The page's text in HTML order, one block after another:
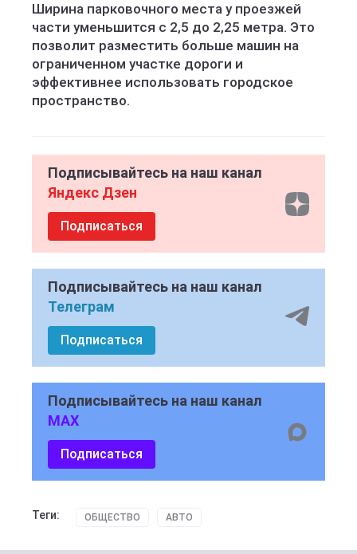
Ширина парковочного места у проезжей
части уменьшится с 2,5 до 2,25 метра. Это
позволит разместить больше машин на
ограниченном участке дороги и
эффективнее использовать городское
пространство.
Подписывайтесь на наш канал
Яндекс Дзен
Подписаться
Подписывайтесь на наш канал
Телеграм
Подписаться
Подписывайтесь на наш канал
MAX
Подписаться
Теги: ОБЩЕСТВО АВТО